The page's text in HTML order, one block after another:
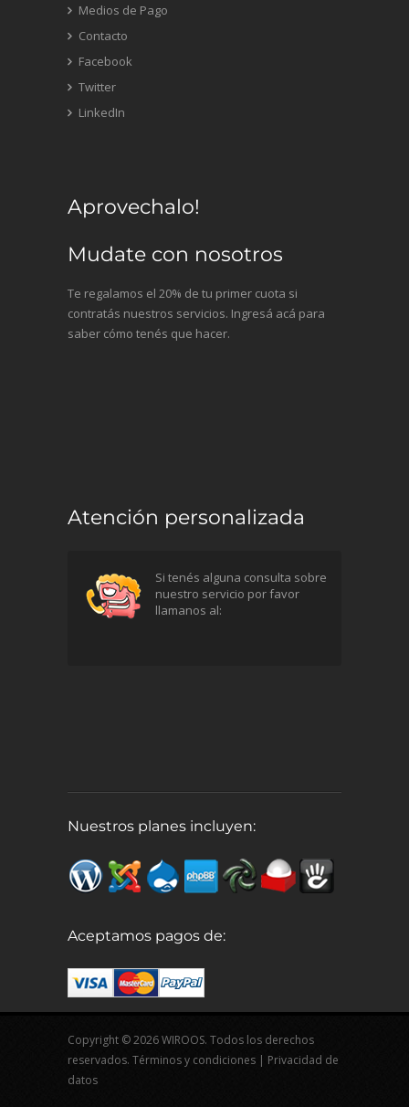
Medios de Pago
Contacto
Facebook
Twitter
LinkedIn
Aprovechalo!
Mudate con nosotros
Te regalamos el 20% de tu primer cuota si
contratás nuestros servicios. Ingresá acá para
saber cómo tenés que hacer.
Atención personalizada
Si tenés alguna consulta sobre
nuestro servicio por favor
llamanos al:
Nuestros planes incluyen:
Aceptamos pagos de:
Copyright © 2026 WIROOS. Todos los derechos
reservados. Términos y condiciones | Privacidad de
datos